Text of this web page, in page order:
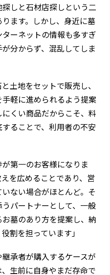
探しと石材店探しという二
ます。しかし、身近に墓
ーネットの情報も多すぎ
分からず、混乱してしま
土地をセットで販売し、
軽に進められるよう提案
くい商品だからこそ、料
ることで、利用者の不安
が第一のお客様になりま
を広めることであり、営
ない場合がほとんど。そ
パートナーとして、一般
墓のあり方を提案し、納
割を担っています」
承者が購入するケースが
生前に自身やまだ存命で